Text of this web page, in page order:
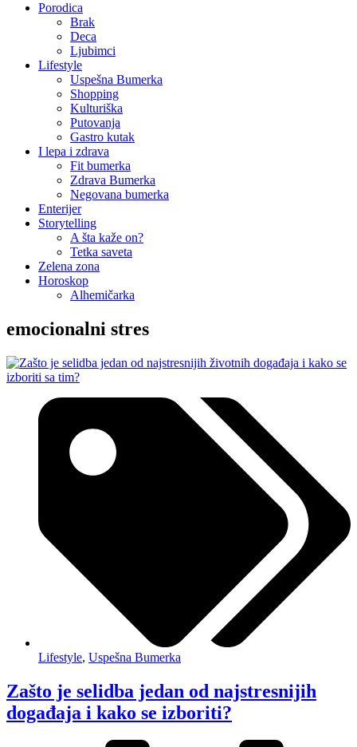
Porodica
Brak
Deca
Ljubimci
Lifestyle
Uspešna Bumerka
Shopping
Kulturiška
Putovanja
Gastro kutak
I lepa i zdrava
Fit bumerka
Zdrava Bumerka
Negovana bumerka
Enterijer
Storytelling
A šta kaže on?
Tetka saveta
Zelena zona
Horoskop
Alhemičarka
emocionalni stres
Lifestyle, Uspešna Bumerka
Zašto je selidba jedan od najstresnijih
događaja i kako se izboriti?